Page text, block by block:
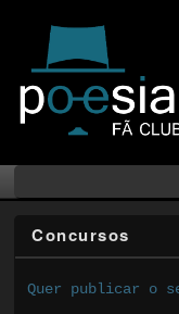
Concursos
Quer publicar o